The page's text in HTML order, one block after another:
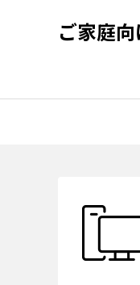
ご家庭